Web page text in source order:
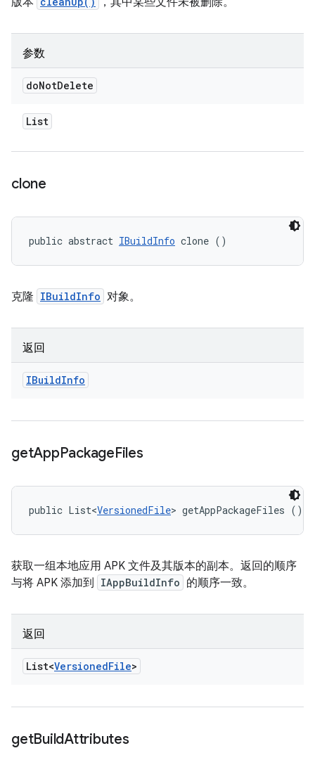
参数
doNotDelete
List
clone
public abstract IBuildInfo clone ()
克隆 IBuildInfo 对象。
返回
IBuildInfo
getAppPackageFiles
public List<VersionedFile> getAppPackageFiles ()
获取一组本地应用 APK 文件及其版本的副本。返回的顺序
与将 APK 添加到
IAppBuildInfo 的顺序一致。
返回
List<VersionedFile>
getBuildAttributes